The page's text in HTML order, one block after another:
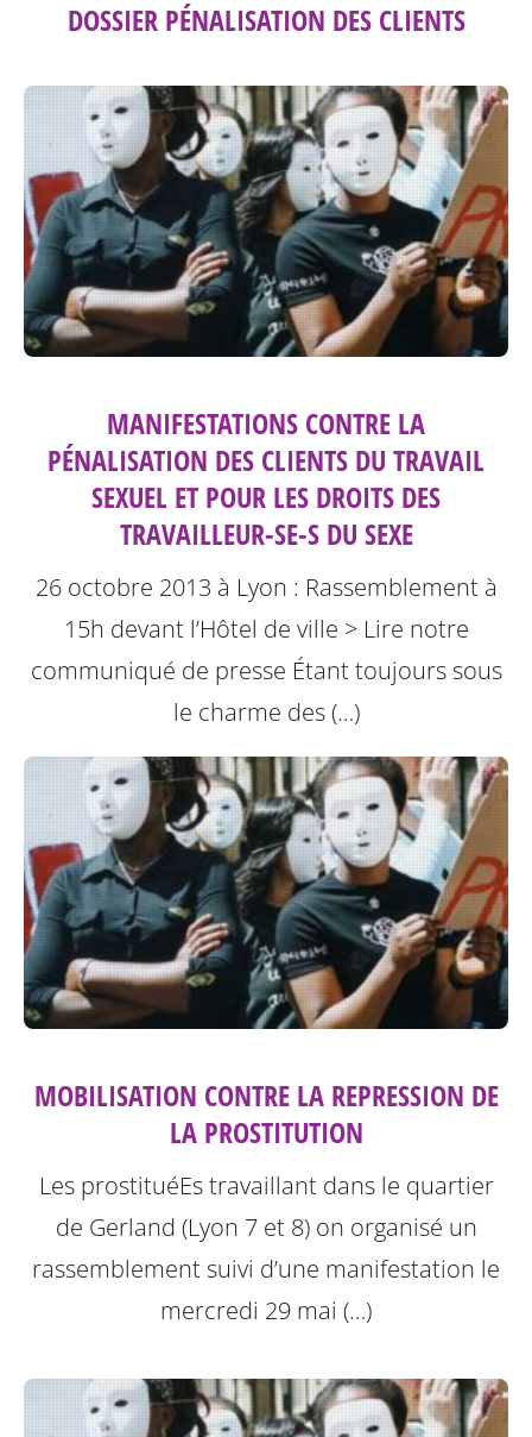
DOSSIER PÉNALISATION DES CLIENTS
MANIFESTATIONS CONTRE LA
PÉNALISATION DES CLIENTS DU TRAVAIL
SEXUEL ET POUR LES DROITS DES
TRAVAILLEUR-SE-S DU SEXE
26 octobre 2013 à Lyon : Rassemblement à
15h devant l’Hôtel de ville > Lire notre
communiqué de presse Étant toujours sous
le charme des (…)
MOBILISATION CONTRE LA REPRESSION DE
LA PROSTITUTION
Les prostituéEs travaillant dans le quartier
de Gerland (Lyon 7 et 8) on organisé un
rassemblement suivi d’une manifestation le
mercredi 29 mai (…)